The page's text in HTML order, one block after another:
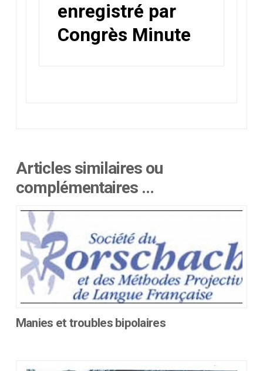
enregistré par
Congrès Minute
Articles similaires ou
complémentaires …
Manies et troubles bipolaires